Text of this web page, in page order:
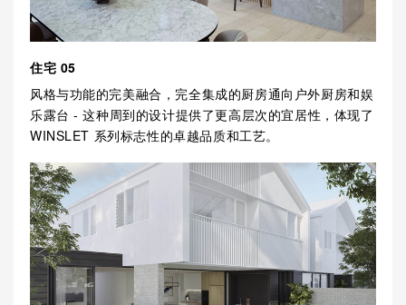
住宅 05
风格与功能的完美融合，完全集成的厨房通向户外厨房和娱
乐露台 - 这种周到的设计提供了更高层次的宜居性，体现了
WINSLET 系列标志性的卓越品质和工艺。